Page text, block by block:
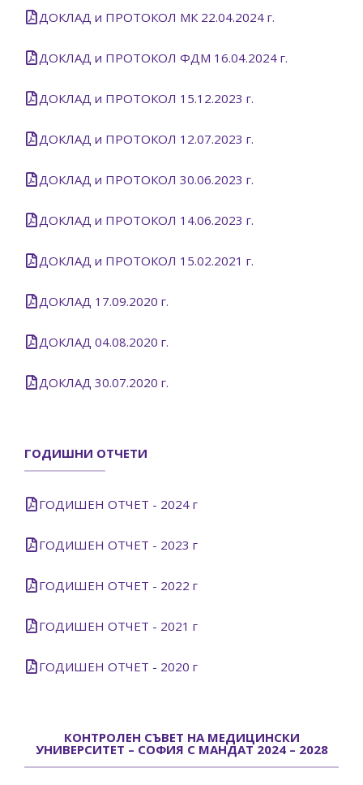
ДОКЛАД и ПРОТОКОЛ МК 22.04.2024 г.
ДОКЛАД и ПРОТОКОЛ ФДМ 16.04.2024 г.
ДОКЛАД и ПРОТОКОЛ 15.12.2023 г.
ДОКЛАД и ПРОТОКОЛ 12.07.2023 г.
ДОКЛАД и ПРОТОКОЛ 30.06.2023 г.
ДОКЛАД и ПРОТОКОЛ 14.06.2023 г.
ДОКЛАД и ПРОТОКОЛ 15.02.2021 г.
ДОКЛАД 17.09.2020 г.
ДОКЛАД 04.08.2020 г.
ДОКЛАД 30.07.2020 г.
ГОДИШНИ ОТЧЕТИ
ГОДИШЕН ОТЧЕТ - 2024 г
ГОДИШЕН ОТЧЕТ - 2023 г
ГОДИШЕН ОТЧЕТ - 2022 г
ГОДИШЕН ОТЧЕТ - 2021 г
ГОДИШЕН ОТЧЕТ - 2020 г
КОНТРОЛЕН СЪВЕТ НА МЕДИЦИНСКИ
УНИВЕРСИТЕТ – СОФИЯ С МАНДАТ 2024 – 2028